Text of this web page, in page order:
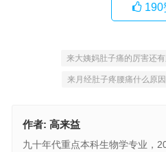
190
来大姨妈肚子痛的厉害还
来月经肚子疼腰痛什么原
作者: 高来益
九十年代重点本科生物学专业，